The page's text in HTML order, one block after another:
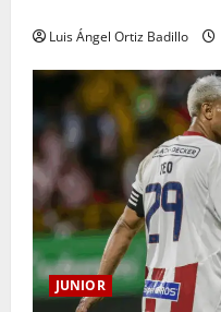
Luis Ángel Ortiz Badillo
JUNIOR